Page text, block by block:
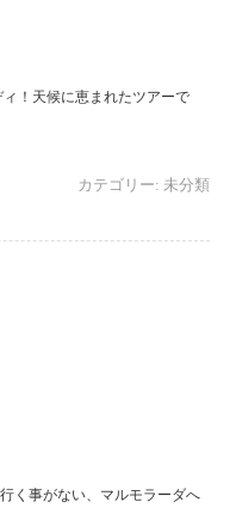
！天候に恵まれたツアーで
カテゴリー: 未分類
く事がない、マルモラーダへ